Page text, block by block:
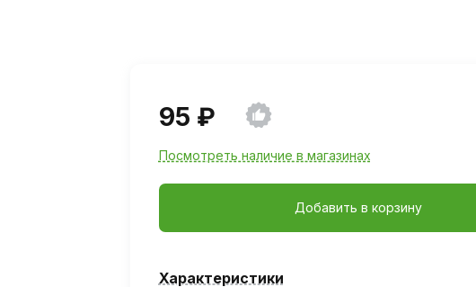
95 ₽
Посмотреть наличие в магазинах
Добавить в корзину
Характеристики